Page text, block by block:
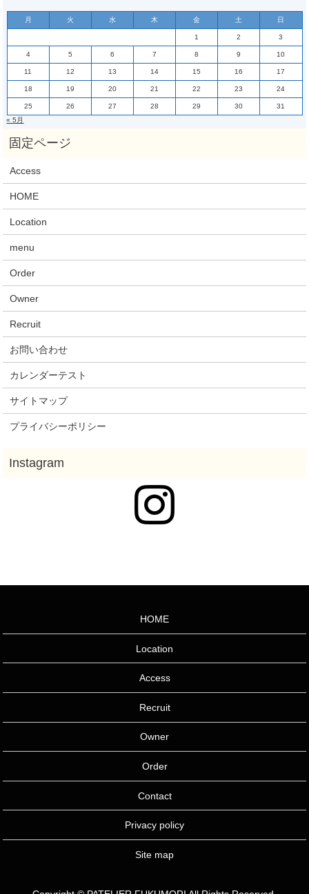
月 火 水 木 金 土 日
1 2 3
4 5 6 7 8 9 10
11 12 13 14 15 16 17
18 19 20 21 22 23 24
25 26 27 28 29 30
31
« 5月
Access
HOME
Location
menu
Order
Owner
Recruit
お問い合わせ
カレンダーテスト
サイトマップ
プライバシーポリシー
HOME
Location
Access
Recruit
Owner
Order
Contact
Privacy policy
Site map